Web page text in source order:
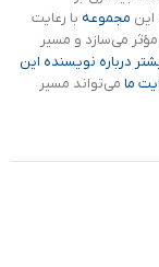
این مجموعه با رعایت
می‌سازد و مسیر
درباره نویسنده این
ما می‌تواند مسیر